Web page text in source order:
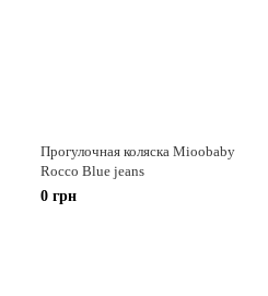
Прогулочная коляска Mioobaby
Rocco Blue jeans
0 грн